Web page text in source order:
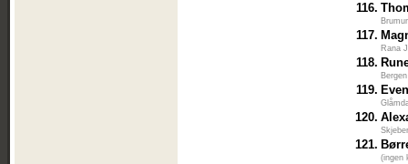
116.
117.
Rana
118.
119.
120.
121.
(ingen